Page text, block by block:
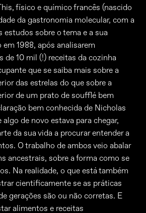
físico e químico francês (nascido
da gastronomia molecular, com a
estudos sobre o tema e a sua
1988, após analisarem
de 10 mil (!) receitas da cozinha
que se saiba mais sobre a
das estrelas do que sobre a
de um prato de soufflé bem
bem conhecida de Nicholas
de novo estava para chegar,
da sua vida a procurar entender a
O trabalho de ambos veio abalar
ancestrais, sobre a forma como se
Na realidade, o que está também
cientificamente se as práticas
gerações são ou não corretas. E
alimentos e receitas